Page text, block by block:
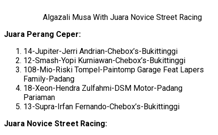
Algazali Musa With Juara Novice Street Racing
Juara Perang Ceper:
14-Jupiter-Jerri Andrian-Chebox’s-Bukittinggi
12-Smash-Yopi Kurniawan-Chebox’s-Bukittinggi
108-Mio-Riski Tompel-Paintomp Garage Feat Lapers
Family-Padang
18-Xeon-Hendra Zulfahmi-DSM Motor-Padang
Pariaman
13-Supra-Irfan Fernando-Chebox’s-Bukittinggi
Juara Novice Street Racing: